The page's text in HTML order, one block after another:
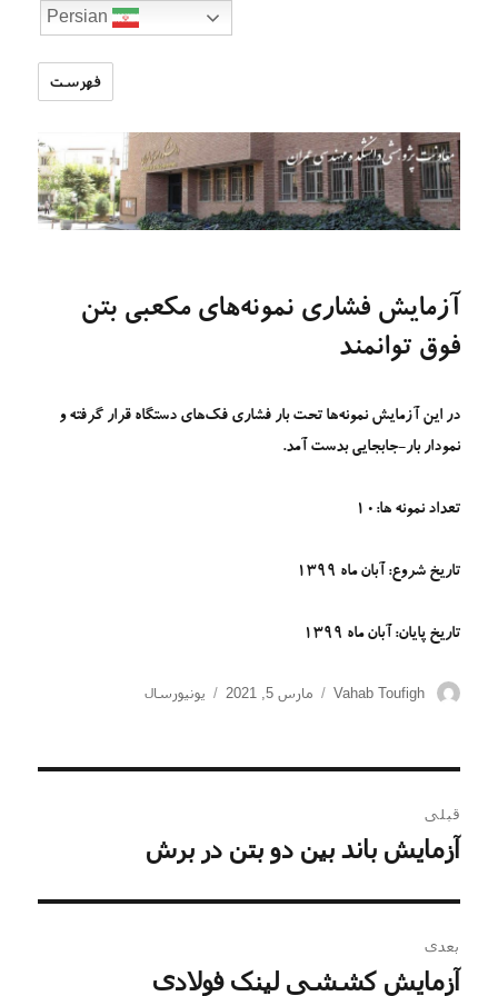
تارنمای
پژوهشی
دانشکده
مهندسی
فهرست
آزمایش فشاری نمونه‌های مکعبی بتن
فوق توانمند
در این آزمایش نمونه‌ها تحت بار فشاری فک‌های دستگاه قرار گرفته و
نمودار بار-جابجایی بدست آمد.
تعداد نمونه ها:10
تاریخ شروع: آبان ماه 1399
تاریخ پایان: آبان ماه 1399
نویسنده
Vahab Toufigh
ارسال
مارس 5, 2021 دسته‌ها
یونیورسال
نوشته
قبلی
نوشته
آزمایش باند بین دو بتن در برش
بعدی
نوشته
آزمایش کششی لینک فولادی